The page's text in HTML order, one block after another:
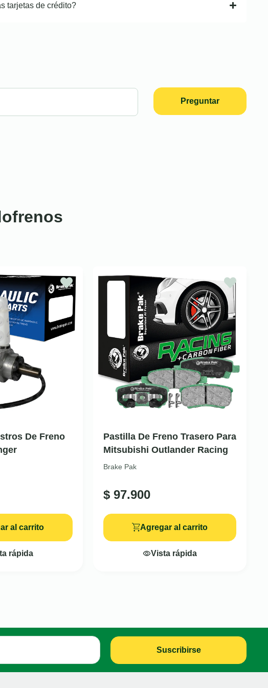
tarjetas de crédito?
Preguntar
De Freno
al carrito
rápida
Pastilla De Freno Trasero Para
Mitsubishi Outlander Racing
Brake Pak
$ 97.900
Agregar al carrito
Vista rápida
Suscribirse